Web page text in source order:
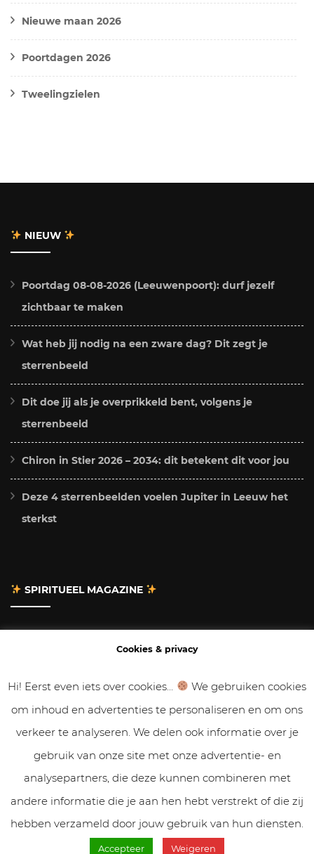
Nieuwe maan 2026
Poortdagen 2026
Tweelingzielen
NIEUW
Poortdag 08-08-2026 (Leeuwenpoort): durf jezelf
zichtbaar te maken
Wat heb jij nodig na een zware dag? Dit zegt je
sterrenbeeld
Dit doe jij als je overprikkeld bent, volgens je
sterrenbeeld
Chiron in Stier 2026 – 2034: dit betekent dit voor jou
Deze 4 sterrenbeelden voelen Jupiter in Leeuw het
sterkst
SPIRITUEEL MAGAZINE
Gastbloggen
Samenwerken
Cookies & Privacy
Cookies & privacy
Hi! Eerst even iets over cookies...
We gebruiken cookies
om inhoud en advertenties te personaliseren en om ons
verkeer te analyseren. We delen ook informatie over je
gebruik van onze site met onze advertentie- en
analysepartners, die deze kunnen combineren met
andere informatie die je aan hen hebt verstrekt of die zij
hebben verzameld door jouw gebruik van hun diensten.
Accepteer Weigeren